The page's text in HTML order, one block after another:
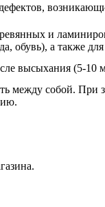
и
обувь), а также
высыхания (5-
между собой.